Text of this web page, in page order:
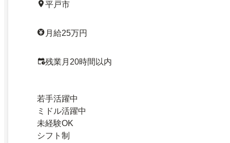
平戸市
月給25万円
残業月20時間以内
若手活躍中
ミドル活躍中
未経験OK
シフト制